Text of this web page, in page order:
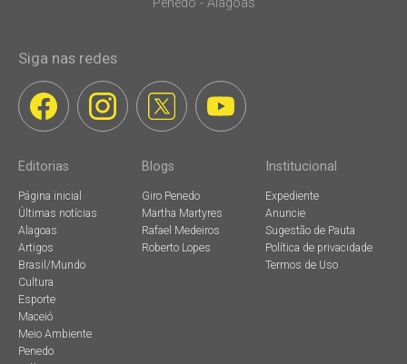
Penedo - Alagoas
Siga nas redes
Editorias
Página inicial
Últimas notícias
Alagoas
Artigos
Brasil/Mundo
Cultura
Esporte
Maceió
Meio Ambiente
Penedo
Blogs
Giro Penedo
Martha Martyres
Rafael Medeiros
Roberto Lopes
Institucional
Expediente
Anuncie
Sugestão de Pauta
Política de privacidade
Termos de Uso